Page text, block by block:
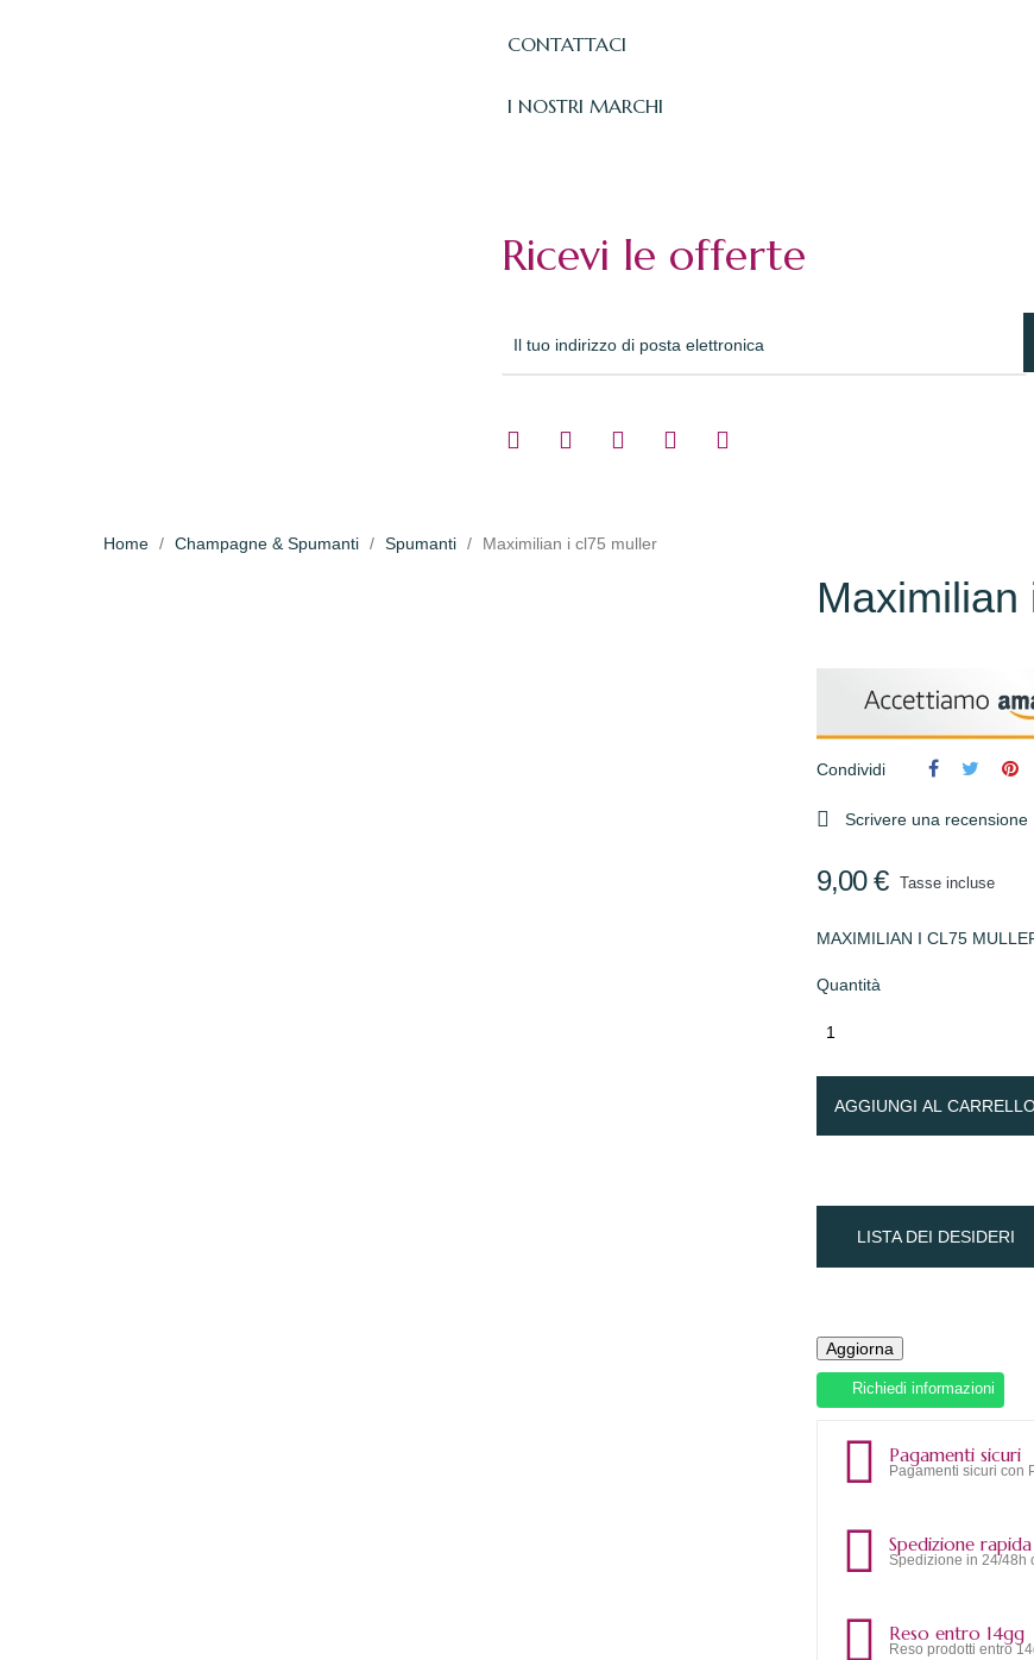
CONTATTACI
I NOSTRI MARCHI
Ricevi le offerte
Home Champagne & Spumanti Spumanti Maximilian i cl75 muller
Condividi
 Scrivere una recensione
9,00 € Tasse incluse
MAXIMILIAN I CL75
Quantità
AGGIUNGI AL
LISTA DEI DESIDERI
Richiedi informazioni
Pagamenti sicuri
Pagamenti sicuri con
Spedizione rapida
Spedizione in 24/48h
Reso entro 14gg
Reso prodotti entro